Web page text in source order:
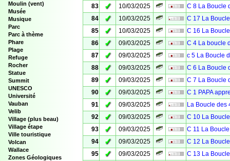
Moulin (vent)
Musée
Musique
Parc
Parc à thème
Phare
Plage
Refuge
Rocher
Statue
Summit
UNESCO
Université
Vauban
Velib
Village (plus beau)
Village étape
Ville touristique
Volcan
Wallace
Zones Géologiques
83
✓ 10/03/2025
C 8 La Boucle
84
✓ 10/03/2025
C 17 La
85
✓ 10/03/2025
C 16 La
86
✓ 09/03/2025
C 4 La boucle
87
✓ 09/03/2025
c 5 La Boucle
88
✓ 09/03/2025
C 6 La Boucle
89
✓ 09/03/2025
C 7 La Boucle
90
✓ 09/03/2025
C 1 PAPA
91
✓ 09/03/2025
La Boucle des
92
✓ 09/03/2025
C 10 La
93
✓ 09/03/2025
C 11 La
94
✓ 09/03/2025
C 12 La
95
✓ 09/03/2025
C 13 La